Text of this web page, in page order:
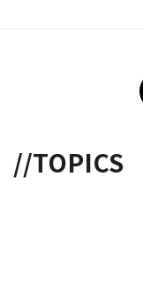
//TOPICS